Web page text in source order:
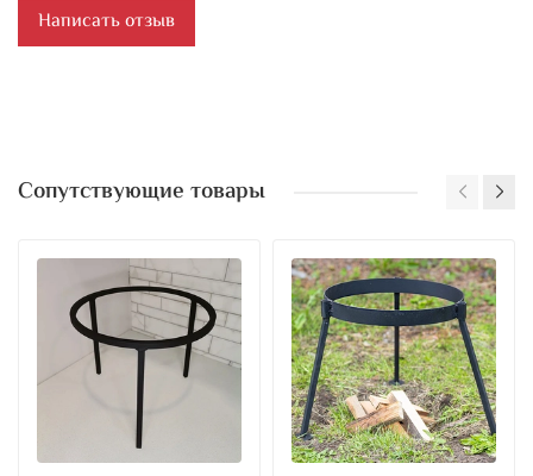
Написать отзыв
Сопутствующие товары